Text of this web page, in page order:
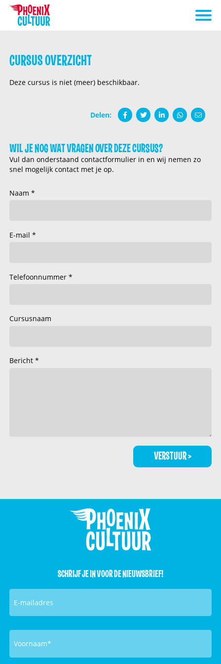
CURSUS OVERZICHT
Deze cursus is niet (meer) beschikbaar.
Delen:
WIL JE NOG WAT VRAGEN OVER DEZE CURSUS?
Vul dan onderstaand contactformulier in en wij nemen zo
snel mogelijk contact met je op.
Naam
E-mail
Telefoonnummer
Cursusnaam
Bericht
SCHRIJF JE IN VOOR DE NIEUWSBRIEF!